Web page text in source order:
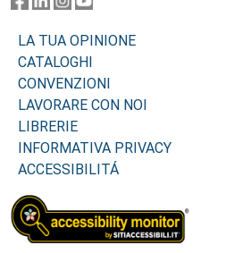
LA TUA OPINIONE
CATALOGHI
CONVENZIONI
LAVORARE CON NOI
LIBRERIE
INFORMATIVA PRIVACY
ACCESSIBILITÁ